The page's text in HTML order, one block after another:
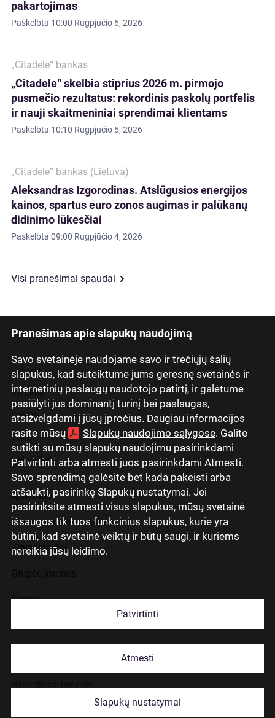
Pranešimas apie slapukų naudojimą
Savo svetainėje naudojame savo ir trečiųjų šalių
slapukus, kad suteiktume jums geresnę svetainės ir
internetinių paslaugų naudotojo patirtį, ir galėtume
pasiūlyti jus dominantį turinį bei paslaugas,
atsižvelgdami į jūsų įpročius. Daugiau informacijos
rasite mūsų
Slapukų naudojimo sąlygose. Galite
sutikti su mūsų slapukų naudojimu pasirinkdami
Patvirtinti arba atmesti juos pasirinkdami Atmesti.
Savo sprendimą galėsite bet kada pakeisti arba
atšaukti, pasirinkę Slapukų nustatymai. Jei
pasirinksite atmesti visus slapukus, mūsų svetainė
išsaugos tik tuos funkcinius slapukus, kurie yra
būtini, kad svetainė veiktų ir būtų saugi, ir kuriems
nereikia jūsų leidimo.
Patvirtinti
Atmesti
Slapukų nustatymai
pakartojimas
Paskelbta 10:00 Rugpjūčio 6, 2026
„Citadele“ bankas
„Citadele“ skelbia stiprius 2026 m. pirmojo
pusmečio rezultatus: rekordinis paskolų portfelis
ir nauji skaitmeniniai sprendimai klientams
Paskelbta 10:10 Rugpjūčio 5, 2026
„Citadele“ bankas (Lietuva)
Aleksandras Izgorodinas. Atslūgusios energijos
kainos, spartus euro zonos augimas ir palūkanų
didinimo lūkesčiai
Paskelbta 09:00 Rugpjūčio 4, 2026
Visi pranešimai spaudai
Latviski
Русский
English
Eesti
Lietuviškai
Apie mus
Ryšiai su investuotojais
Žiniasklaidai
Karjera
© 2026 Citadele Group